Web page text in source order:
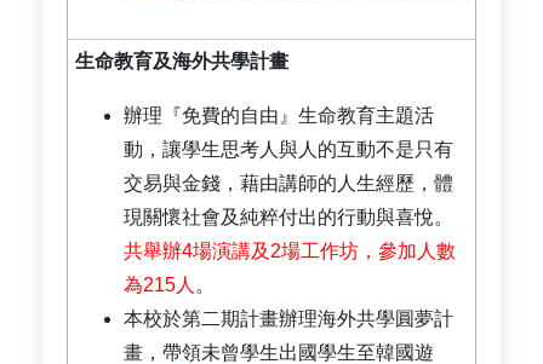
生命教育及海外共學計畫
辦理『免費的自由』生命教育主題活
動，讓學生思考人與人的互動不是只有
交易與金錢，藉由講師的人生經歷，體
現關懷社會及純粹付出的行動與喜悅。
共舉辦4場演講及2場工作坊，參加人數
為215人 。
本校於第二期計畫辦理海外共學圓夢計
畫，帶領未曾學生出國學生至韓國遊